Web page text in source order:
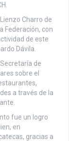
Charro de
Federación, con
de este
Dávila.
de
sobre el
a través de la
fue un logro
en
gracias a